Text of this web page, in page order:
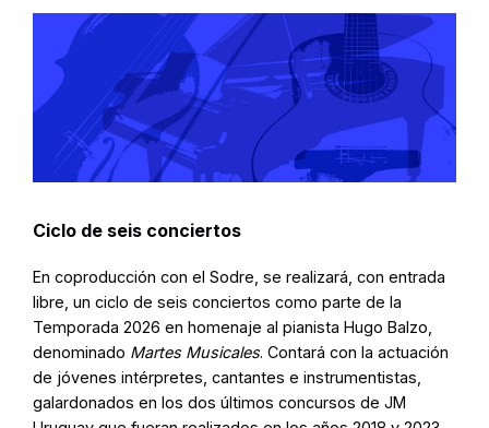
Ciclo de seis conciertos
En coproducción con el Sodre, se realizará, con entrada
libre, un ciclo de seis conciertos como parte de la
Temporada 2026 en homenaje al pianista Hugo Balzo,
denominado Martes Musicales. Contará con la actuación
de jóvenes intérpretes, cantantes e instrumentistas,
galardonados en los dos últimos concursos de JM